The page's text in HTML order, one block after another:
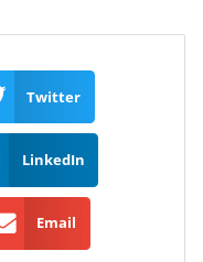
Twitter
LinkedIn
Email